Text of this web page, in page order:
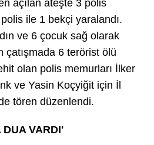
açılan ateşte 3 polis
ile 1 bekçi yaralandı.
ve 6 çocuk sağ olarak
çatışmada 6 terörist ölü
olan polis memurları İlker
ve Yasin Koçyiğit için İl
tören düzenlendi.
DUA VARDI'